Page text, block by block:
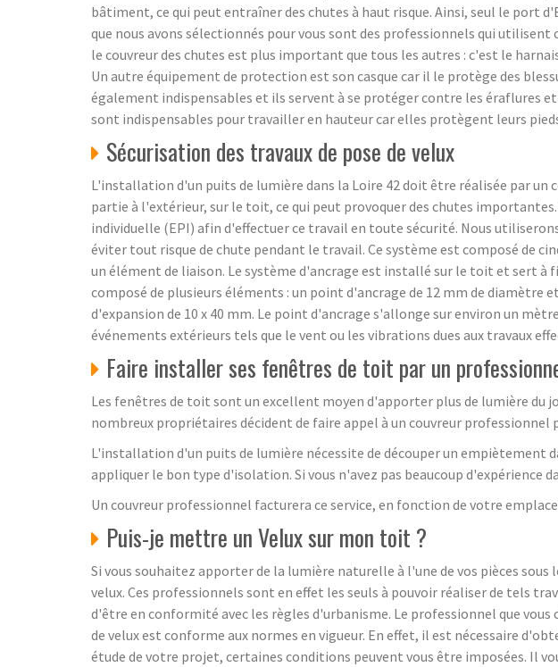
bâtiment, ce qui peut entraîner des chutes à haut risque. Ainsi, seul le port
que nous avons sélectionnés pour vous sont des professionnels qui
le couvreur des chutes est plus important que tous les autres : c'est le
Un autre équipement de protection est son casque car il le protège des
également indispensables et ils servent à se protéger contre les éraflures
sont indispensables pour travailler en hauteur car elles protègent leurs
Sécurisation des travaux de pose de velux
L'installation d'un puits de lumière dans la Loire 42 doit être réalisée par un
partie à l'extérieur, sur le toit, ce qui peut provoquer des chutes
individuelle (EPI) afin d'effectuer ce travail en toute sécurité. Nous
éviter tout risque de chute pendant le travail. Ce système est composé de
un élément de liaison. Le système d'ancrage est installé sur le toit et sert
composé de plusieurs éléments : un point d'ancrage de 12 mm de diamètre
d'expansion de 10 x 40 mm. Le point d'ancrage s'allonge sur environ un
événements extérieurs tels que le vent ou les vibrations dues aux travaux
Faire installer ses fenêtres de toit par un
Les fenêtres de toit sont un excellent moyen d'apporter plus de lumière
nombreux propriétaires décident de faire appel à un couvreur professionnel
L'installation d'un puits de lumière nécessite de découper un
appliquer le bon type d'isolation. Si vous n'avez pas beaucoup
Un couvreur professionnel facturera ce service, en fonction de votre
Puis-je mettre un Velux sur mon toit ?
Si vous souhaitez apporter de la lumière naturelle à l'une de vos pièces
velux. Ces professionnels sont en effet les seuls à pouvoir réaliser de tels
d'être en conformité avec les règles d'urbanisme. Le professionnel que
de velux est conforme aux normes en vigueur. En effet, il est nécessaire
étude de votre projet, certaines conditions peuvent vous être imposées. Il